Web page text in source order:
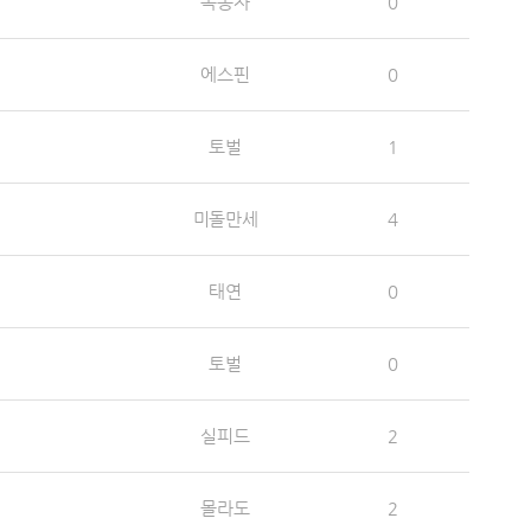
에스핀 0
토벌 1
미돌만세 4
태연 0
토벌 0
실피드 2
몰라도 2